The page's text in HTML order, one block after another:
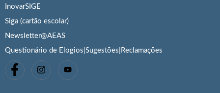
InovarSIGE
Siga (cartão escolar)
Newsletter@AEAS
Questionário de Elogios|Sugestões|Reclamações